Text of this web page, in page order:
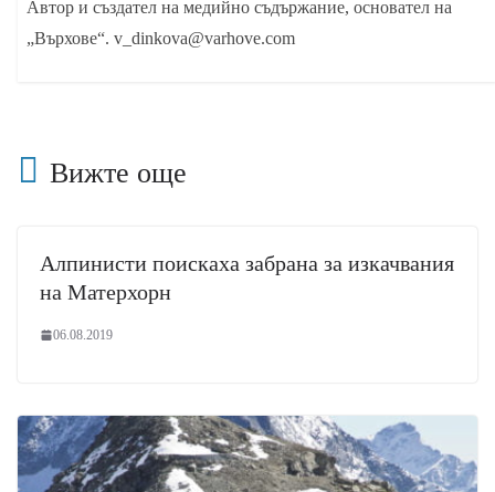
Автор и създател на медийно съдържание, основател на
„Върхове“. v_dinkova@varhove.com
Вижте още
Алпинисти поискаха забрана за изкачвания
на Матерхорн
06.08.2019